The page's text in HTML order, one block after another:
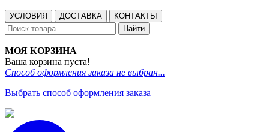
УСЛОВИЯ ДОСТАВКА
КОНТАКТЫ
Найти
МОЯ КОРЗИНА
Ваша корзина пуста!
Способ оформления заказа не выбран...
Выбрать способ оформления заказа